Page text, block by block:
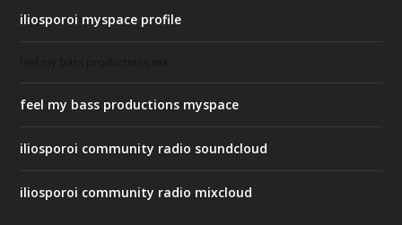
iliosporoi myspace profile
feel my bass productions myspace
iliosporoi community radio soundcloud
iliosporoi community radio mixcloud